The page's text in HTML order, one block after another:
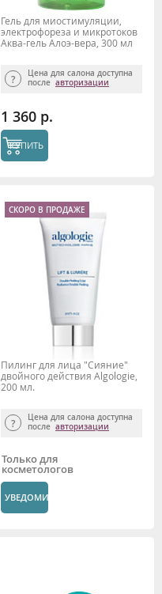
Гель для миостимуляции,
электрофореза и микротоков
Аква-гель Алоэ-вера, 300 мл
Цена для салона доступна
после авторизации
1 360 р.
КУПИТЬ
Пилинг для лица "Сияние"
двойного действия Algologie,
200 мл.
Цена для салона доступна
после авторизации
Только для
косметологов
УВЕДОМИТЬ
СКОРО В ПРОДАЖЕ